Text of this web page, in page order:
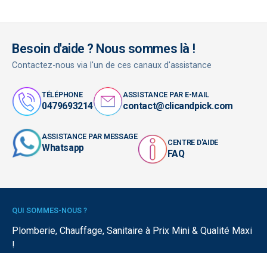
Besoin d'aide ? Nous sommes là !
Contactez-nous via l'un de ces canaux d'assistance
TÉLÉPHONE
0479693214
ASSISTANCE PAR E-MAIL
contact@clicandpick.com
ASSISTANCE PAR MESSAGE
Whatsapp CENTRE D'AIDE
FAQ
QUI SOMMES-NOUS ?
Plomberie, Chauffage, Sanitaire à Prix Mini & Qualité Maxi
!